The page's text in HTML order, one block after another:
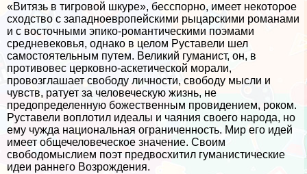
«Витязь в тигровой шкуре», бесспopно, имеет некоторое
сходство с западноевропейскими рыцарскими романами
и с восточными эпико-романтическими поэмами
средневековья, однако в целом Руставели шел
самостоятельным путем. Великий гуманист, он, в
противовес церковно-аскетической морали,
провозглашает свободу личности, свободу мысли и
чувств, ратует за человеческую жизнь, не
предопределенную божественным провидением, роком.
Руставели воплотил идеалы и чаяния своего народа, но
ему чужда национальная ограниченность. Мир его идей
имеет общечеловеческое значение. Своим
свободомыслием поэт предвосхитил гуманистические
идеи раннего Возрождения.